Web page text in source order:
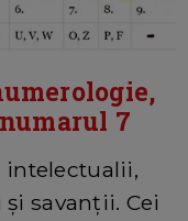
7
intelectualii,
savanții. Cei